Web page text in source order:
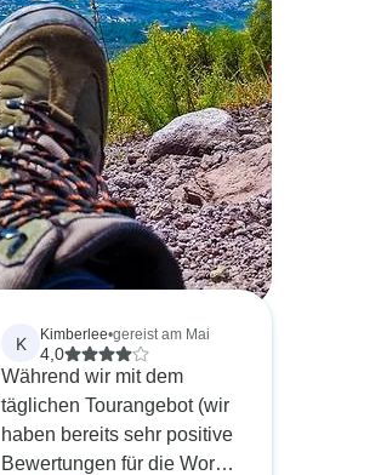
K Kimberlee•gereist am Mai
4,0
Während wir mit dem
täglichen Tourangebot (wir
haben bereits sehr positive
Bewertungen für die World